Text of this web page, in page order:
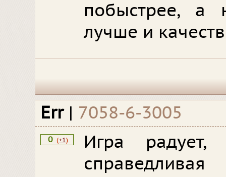
побыстрее, а
лучше и
Err | 7058-6-3005
0 (+1)
Игра радует,